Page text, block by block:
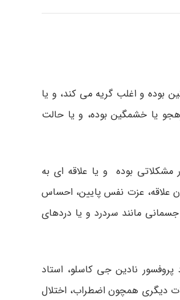
بوده و اغلب گریه می ­کند، و یا
یا خشمگین بوده، و یا حالت
مشکلاتی بوده و یا علاقه­ ای به
علاقه، عزت نفس پایین، احساس
مانند سردرد و یا دردهای
پروفسور نادین جی کاسلو، استاد
دیگری همچون اضطراب، اختلال